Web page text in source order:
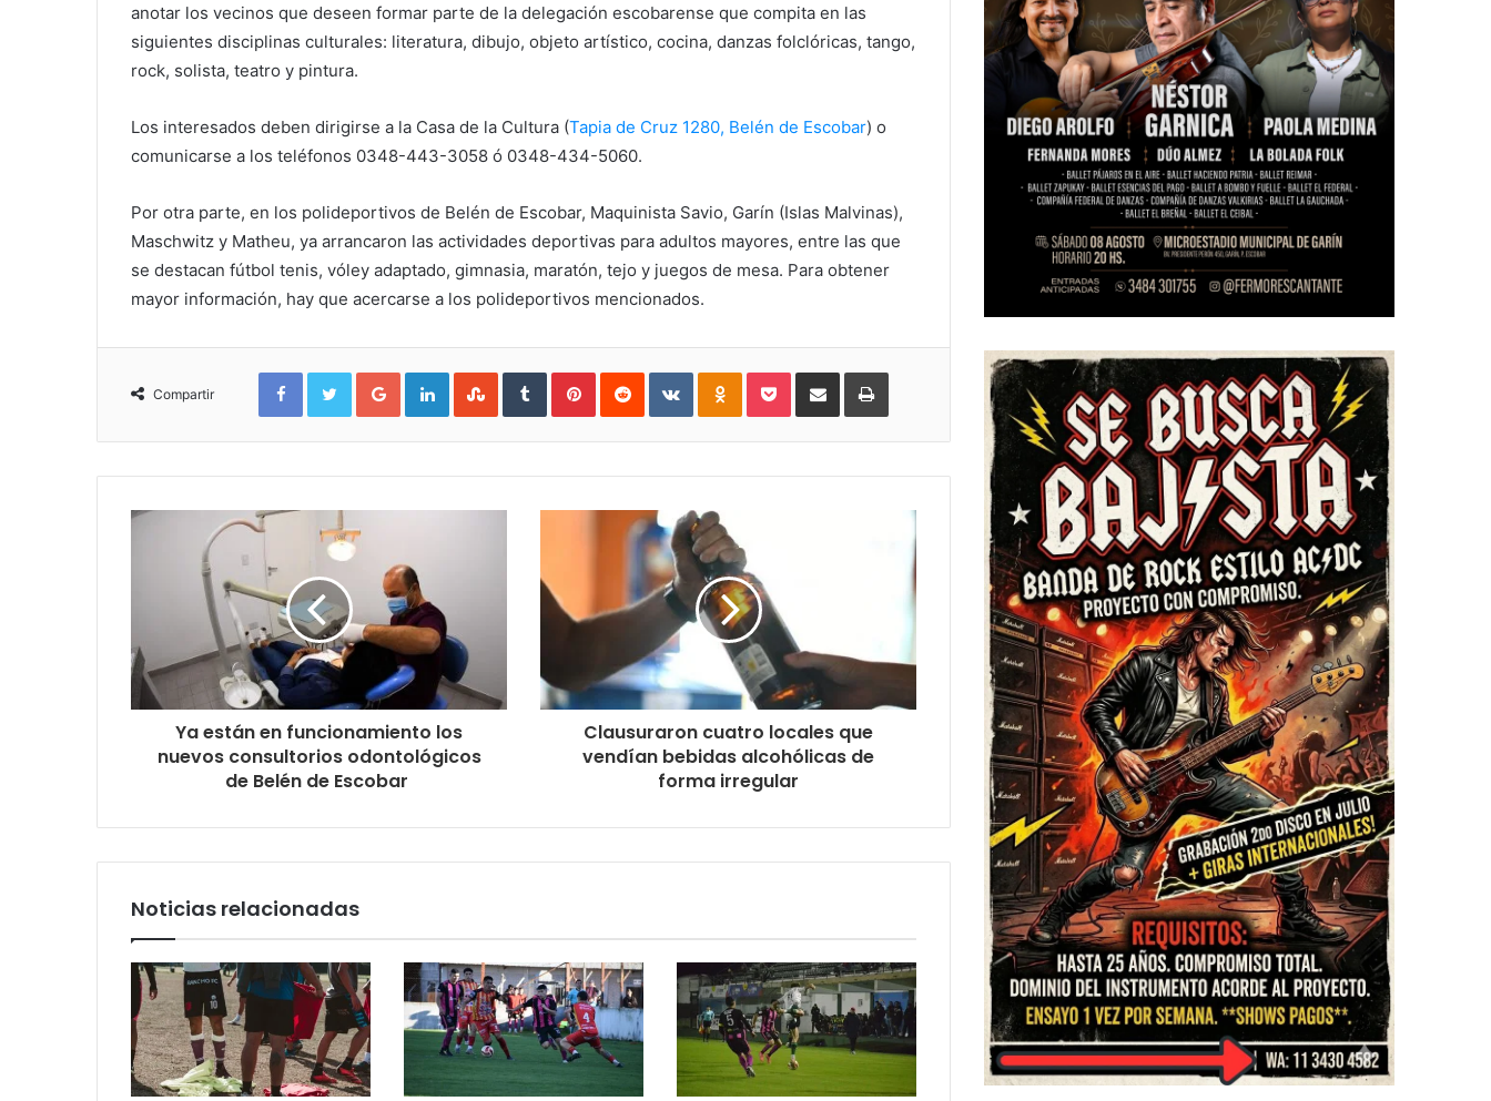
anotar los vecinos que deseen formar parte de la delegación escobarense que compita en las
siguientes disciplinas culturales: literatura, dibujo, objeto artístico, cocina, danzas folclóricas, tango,
rock, solista, teatro y pintura.
Los interesados deben dirigirse a la Casa de la Cultura (Tapia de Cruz 1280, Belén de Escobar) o
comunicarse a los teléfonos 0348-443-3058 ó 0348-434-5060.
Por otra parte, en los polideportivos de Belén de Escobar, Maquinista Savio, Garín (Islas Malvinas),
Maschwitz y Matheu, ya arrancaron las actividades deportivas para adultos mayores, entre las que
se destacan fútbol tenis, vóley adaptado, gimnasia, maratón, tejo y juegos de mesa. Para obtener
mayor información, hay que acercarse a los polideportivos mencionados.
Compartir
FacebookTwitterGoogle+LinkedInStumbleUpon
TumblrPinterestReddit VKontakteOdnoklassniki
PocketShare
Email
Print
Ya están en funcionamiento los
nuevos consultorios odontológicos
de Belén de Escobar
Clausuraron cuatro locales que
vendían bebidas alcohólicas de
forma irregular
Noticias relacionadas